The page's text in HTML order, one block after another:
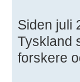
Siden juli
Tyskland
forskere